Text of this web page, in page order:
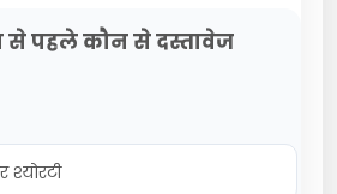
से पहले कौन से दस्तावेज
श्योरटी